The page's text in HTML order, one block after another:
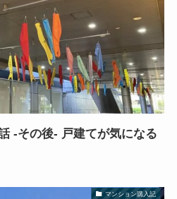
-その後- 戸建てが気になる
マンション購入記